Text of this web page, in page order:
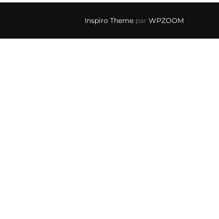
Inspiro Theme par WPZOOM